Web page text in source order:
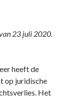
23 juli 2020.
heeft de
op juridische
Het